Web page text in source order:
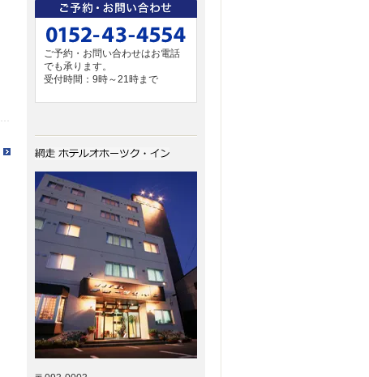
ご予約・お問い合わせはお電話
でも承ります。
受付時間：9時～21時まで